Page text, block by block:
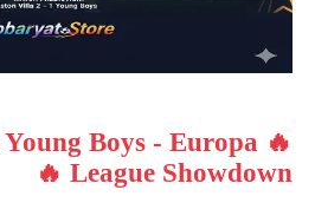
Young Boys - Europa
League Showdown 🔥